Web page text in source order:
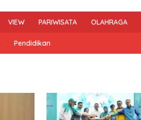
VIEW PARIWISATA OLAHRAGA
Pendidikan